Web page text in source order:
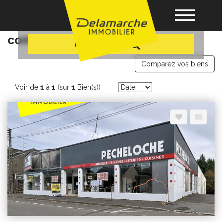
Acheter
Louer
Vendre
Gérance
Nos agences
Recherche
Professionnels locaux
commerciaux a vendre
Comparez vos biens
Voir de 1 à 1 (sur 1 Bien(s))